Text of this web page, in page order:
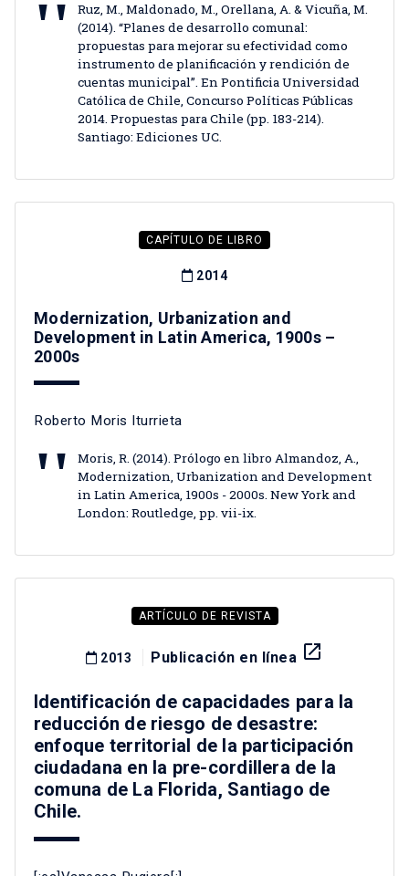
Ruz, M., Maldonado, M., Orellana, A. & Vicuña, M.
(2014). “Planes de desarrollo comunal:
propuestas para mejorar su efectividad como
instrumento de planificación y rendición de
cuentas municipal”. En Pontificia Universidad
Católica de Chile, Concurso Políticas Públicas
2014. Propuestas para Chile (pp. 183-214).
Santiago: Ediciones UC.
CAPÍTULO DE LIBRO
2014
Modernization, Urbanization and
Development in Latin America, 1900s –
2000s
Roberto Moris Iturrieta
Moris, R. (2014). Prólogo en libro Almandoz, A.,
Modernization, Urbanization and Development
in Latin America, 1900s - 2000s. New York and
London: Routledge, pp. vii-ix.
ARTÍCULO DE REVISTA
2013 Publicación en línea launch
Identificación de capacidades para la
reducción de riesgo de desastre:
enfoque territorial de la participación
ciudadana en la pre-cordillera de la
comuna de La Florida, Santiago de
Chile.